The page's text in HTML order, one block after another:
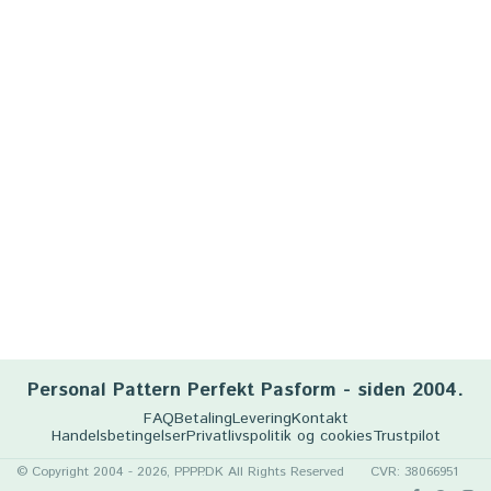
Personal Pattern Perfekt Pasform - siden 2004.
FAQBetalingLeveringKontakt
HandelsbetingelserPrivatlivspolitik og cookiesTrustpilot
© Copyright 2004 - 2026, PPPP.DK All Rights Reserved CVR: 38066951